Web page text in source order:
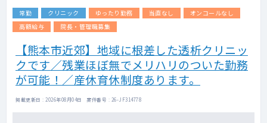
常勤 クリニック ゆったり勤務 当直なし
オンコールなし
高額給与
院長・管理職募集
【熊本市近郊】地域に根差した透析クリニッ
クです／残業ほぼ無でメリハリのついた勤務
が可能！／産休育休制度あります。
掲載更新日 : 2026年08月04日 案件番号 : 26-JF314778